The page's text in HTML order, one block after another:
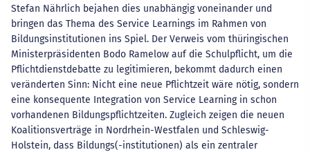
Stefan Nährlich bejahen dies unabhängig voneinander und
bringen das Thema des Service Learnings im Rahmen von
Bildungsinstitutionen ins Spiel. Der Verweis vom thüringischen
Ministerpräsidenten Bodo Ramelow auf die Schulpflicht, um die
Pflichtdienstdebatte zu legitimieren, bekommt dadurch einen
veränderten Sinn: Nicht eine neue Pflichtzeit wäre nötig, sondern
eine konsequente Integration von Service Learning in schon
vorhandenen Bildungspflichtzeiten. Zugleich zeigen die neuen
Koalitionsverträge in Nordrhein-Westfalen und Schleswig-
Holstein, dass Bildungs(-institutionen) als ein zentraler